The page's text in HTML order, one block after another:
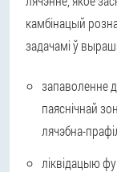
камбінацый
задачамі ў
запаволенне
паяснічнай
лячэбна-
ліквідацыю